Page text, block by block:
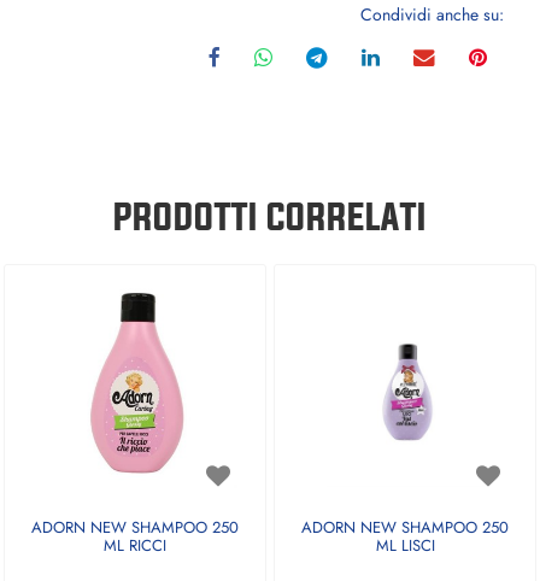
Condividi anche su:
PRODOTTI CORRELATI
ADORN NEW SHAMPOO 250
ML RICCI
ADORN NEW SHAMPOO 250
ML LISCI